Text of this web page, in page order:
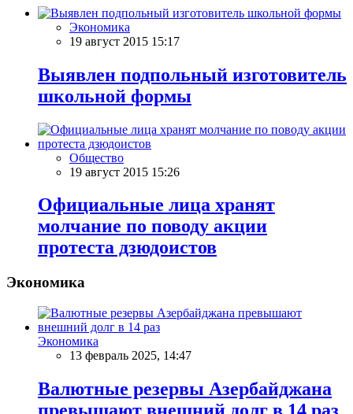
Экономика
19 август 2015 15:17
Выявлен подпольный изготовитель
школьной формы
Общество
19 август 2015 15:26
Официальные лица хранят
молчание по поводу акции
протеста дзюдоистов
Экономика
Экономика
13 февраль 2025, 14:47
Валютные резервы Азербайджана